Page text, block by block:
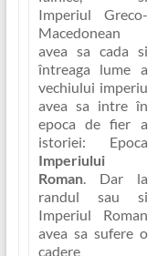
Imperiul Greco-
Macedonean
avea sa cada si
întreaga lume a
vechiului imperiu
avea sa intre în
epoca de fier a
istoriei: Epoca
Imperiului
Roman. Dar la
randul sau si
Imperiul Roman
avea sa sufere o
cadere